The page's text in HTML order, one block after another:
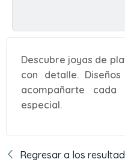
Descubre joyas de
con detalle.
acompañarte
especial.
Regresar a los